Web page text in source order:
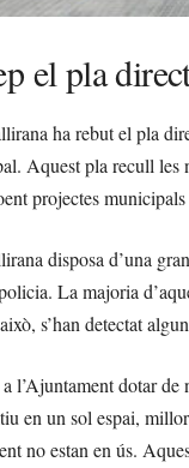
el pla
ha rebut el pla
Aquest pla recull les
projectes
disposa d’una
La majoria
s’han detectat
a l’Ajuntament dotar
en un sol espai,
no estan en ús.